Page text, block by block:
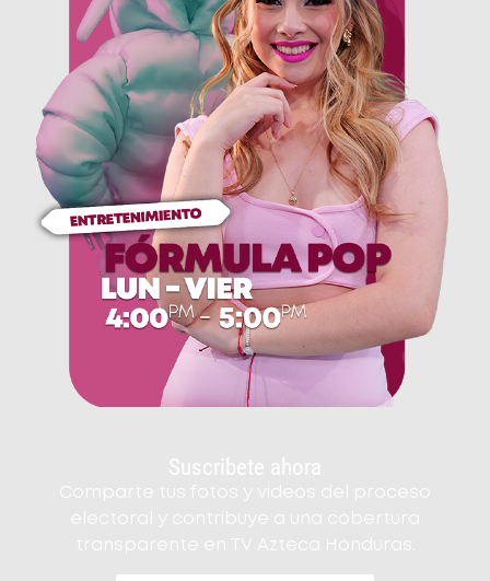
Suscribete ahora
Comparte tus fotos y videos del proceso
electoral y contribuye a una cobertura
transparente en TV Azteca Honduras.